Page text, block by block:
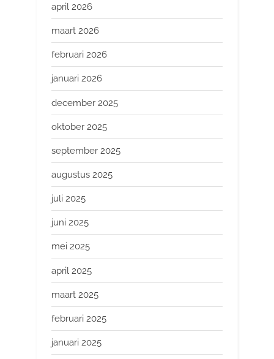
april 2026
maart 2026
februari 2026
januari 2026
december 2025
oktober 2025
september 2025
augustus 2025
juli 2025
juni 2025
mei 2025
april 2025
maart 2025
februari 2025
januari 2025